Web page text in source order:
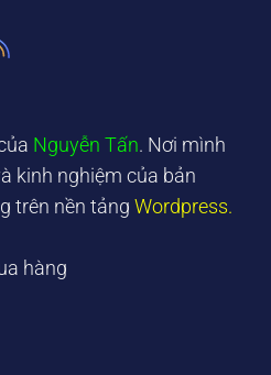
Nguyễn Tấn. Nơi mình
kinh nghiệm của bản
trên nền tảng Wordpress.
hàng